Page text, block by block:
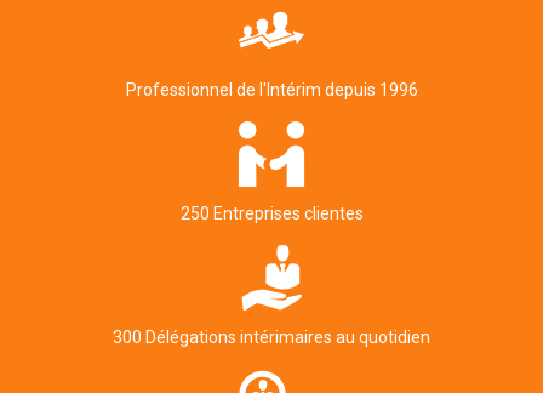
Professionnel de l'Intérim depuis 1996
250 Entreprises clientes
300 Délégations intérimaires au quotidien